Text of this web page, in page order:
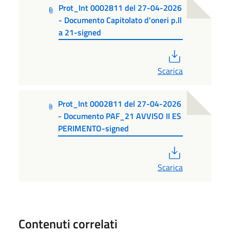
Prot_Int 0002811 del 27-04-2026
- Documento Capitolato d'oneri p.ll
a 21-signed
Scarica
Prot_Int 0002811 del 27-04-2026
- Documento PAF_21 AVVISO II ES
PERIMENTO-signed
Scarica
Contenuti correlati